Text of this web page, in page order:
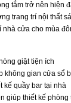
tắm trở nên hiện
trang trí nội thất
nhà cửa cho mùa
giặt tiện ích
không gian cửa sổ
kế quầy bar tại nhà
giúp thiết kế